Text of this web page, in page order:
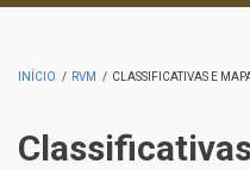
INÍCIO / RVM / CLASSIFICATIVAS E